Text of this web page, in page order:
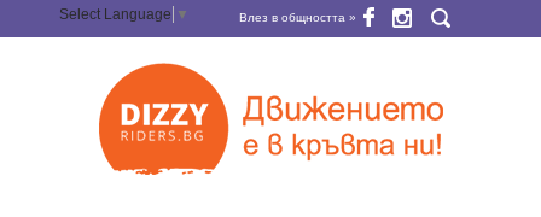
Select Language ▼ Влез в общността »